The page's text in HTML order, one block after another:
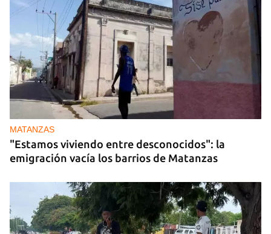
MATANZAS
"Estamos viviendo entre desconocidos": la
emigración vacía los barrios de Matanzas